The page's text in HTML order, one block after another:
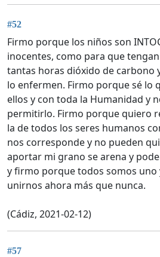
#52
Firmo porque los niños son
inocentes, como para que
tantas horas dióxido de carbono
lo enfermen. Firmo porque sé lo
ellos y con toda la Humanidad y
permitirlo. Firmo porque quiero
la de todos los seres humanos
nos corresponde y no pueden
aportar mi grano se arena y
y firmo porque todos somos uno
unirnos ahora más que nunca.
(Cádiz, 2021-02-12)
#57